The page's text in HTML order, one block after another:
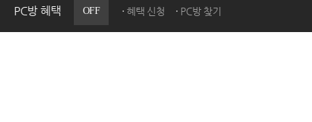
PC방 혜택 OFF 혜택 신청 PC방 찾기